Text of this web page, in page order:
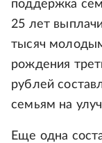
поддержка
25 лет
тысяч
рождения
рублей
семьям на
Еще одна